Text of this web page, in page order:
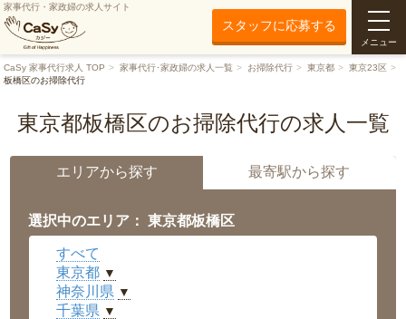
家事代行・家政婦の求人サイト
スタッフに応募する
メニュー
CaSy 家事代行求人 TOP 家事代行･家政婦の求人一覧 お掃除代行 東京都
東京23区
板橋区のお掃除代行
東京都板橋区のお掃除代行の求人一覧
エリアから探す 最寄駅から探す
選択中のエリア： 東京都板橋区
すべて
東京都 ▼
神奈川県 ▼
千葉県 ▼